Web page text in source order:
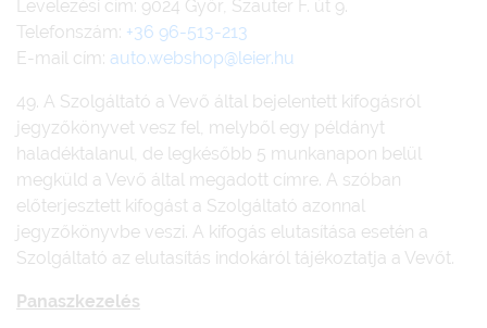
Levelezési cím: 9024 Győr, Szauter F. út 9.
Telefonszám: +36 96-513-213
E-mail cím: auto.webshop@leier.hu
49. A Szolgáltató a Vevő által bejelentett kifogásról
jegyzőkönyvet vesz fel, melyből egy példányt
haladéktalanul, de legkésőbb 5 munkanapon belül
megküld a Vevő által megadott címre. A szóban
előterjesztett kifogást a Szolgáltató azonnal
jegyzőkönyvbe veszi. A kifogás elutasítása esetén a
Szolgáltató az elutasítás indokáról tájékoztatja a Vevőt.
Panaszkezelés